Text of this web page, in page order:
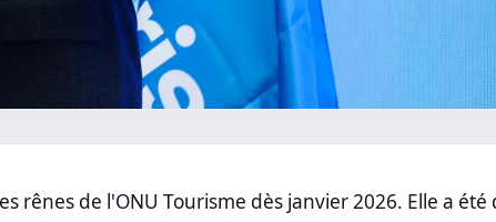
rênes de l'ONU Tourisme dès janvier 2026. Elle a été